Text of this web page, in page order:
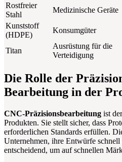
Rostfreier
Stahl
Medizinische Geräte
Kunststoff
(HDPE)
Konsumgüter
Titan
Ausrüstung für die
Verteidigung
Die Rolle der
Bearbeitung in der
CNC-Präzisionsbearbeitung ist
Produkten. Sie stellt sicher, dass
erforderlichen Standards erfüllen.
Unternehmen, ihre Entwürfe schnell
entscheidend, um auf schnellen